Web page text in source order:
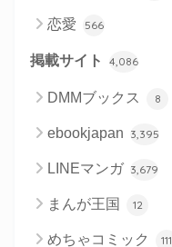
恋愛 566
掲載サイト 4,086
DMMブックス 8
ebookjapan 3,395
LINEマンガ 3,679
まんが王国 12
めちゃコミック 111